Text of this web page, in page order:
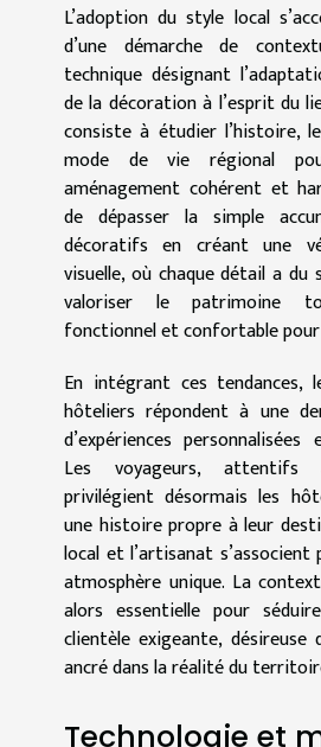
L’adoption du style local
d’une démarche de
technique désignant
de la décoration à l’esprit du
consiste à étudier l’histoire,
mode de vie régional
aménagement cohérent et
de dépasser la simple
décoratifs en créant une
visuelle, où chaque détail a
valoriser le patrimoine
fonctionnel et confortable
En intégrant ces tendances,
hôteliers répondent à une
d’expériences
Les voyageurs, attentifs
privilégient désormais les
une histoire propre à leur
local et l’artisanat
atmosphère unique. La
alors essentielle pour
clientèle exigeante,
ancré dans la réalité du
Technologie et